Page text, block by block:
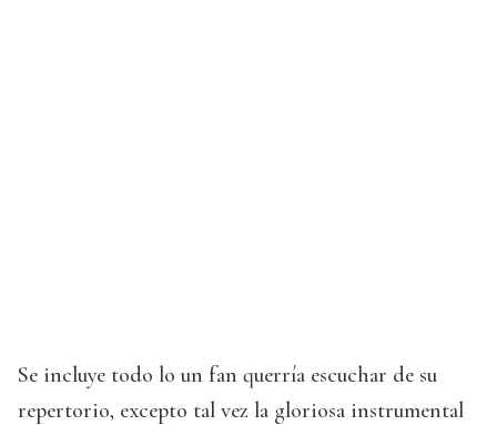
Se incluye todo lo un fan querría escuchar de su
repertorio, excepto tal vez la gloriosa instrumental